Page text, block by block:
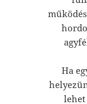
Ha
lehet